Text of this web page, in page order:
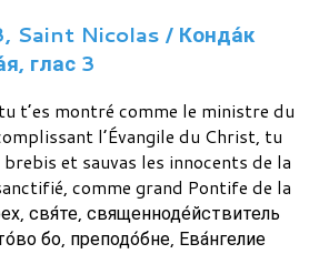
Saint Nicolas / Конда́к
глас 3
t’es montré comme le ministre du
l’Évangile du Christ, tu
et sauvas les innocents de la
comme grand Pontife de la
свя́те, священноде́йствитель
бо, преподо́бне, Ева́нгелие